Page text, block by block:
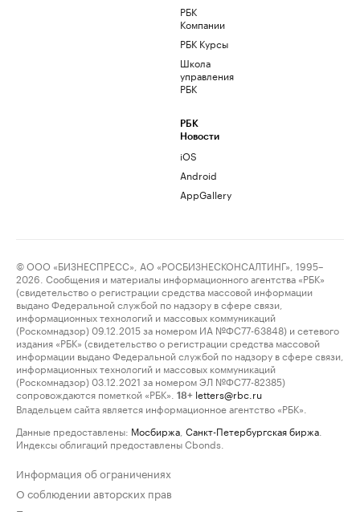
РБК
Компании
РБК Курсы
Школа
управления
РБК
РБК
Новости
iOS
Android
AppGallery
© ООО «БИЗНЕСПРЕСС», АО «РОСБИЗНЕСКОНСАЛТИНГ», 1995–
2026. Сообщения и материалы информационного агентства «РБК»
(свидетельство о регистрации средства массовой информации
выдано Федеральной службой по надзору в сфере связи,
информационных технологий и массовых коммуникаций
(Роскомнадзор) 09.12.2015 за номером ИА №ФС77-63848) и сетевого
издания «РБК» (свидетельство о регистрации средства массовой
информации выдано Федеральной службой по надзору в сфере связи,
информационных технологий и массовых коммуникаций
(Роскомнадзор) 03.12.2021 за номером ЭЛ №ФС77-82385)
сопровождаются пометкой «РБК».
18+ letters@rbc.ru
Владельцем сайта является информационное агентство «РБК».
Данные предоставлены: Мосбиржа Санкт-Петербургская биржа
Индексы облигаций предоставлены Cbonds.
Информация об ограничениях
О соблюдении авторских прав